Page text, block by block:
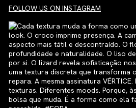
FOLLOW US ON INSTAGRAM